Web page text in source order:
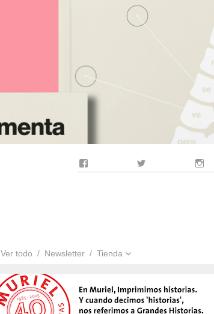
Ver todo Newsletter Tienda